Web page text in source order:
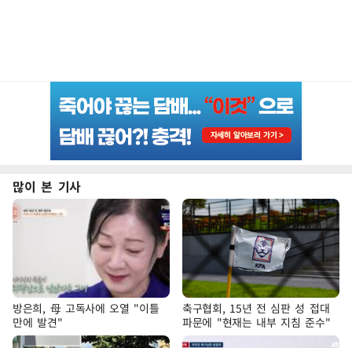
많이 본 기사
방은희, 母 고독사에 오열 "이틀
만에 발견"
축구협회, 15년 전 심판 성 접대
파문에 "현재는 내부 지침 준수"